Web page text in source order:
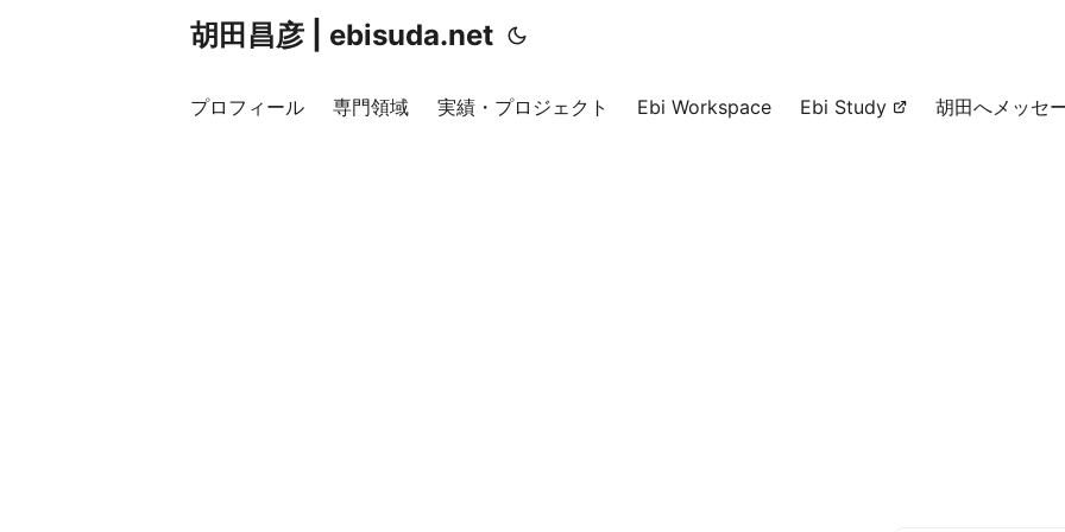
胡田昌彦 | ebisuda.net
プロフィール 専門領域 実績・プロジェクト Ebi Workspace Ebi Study 胡田へメッセ